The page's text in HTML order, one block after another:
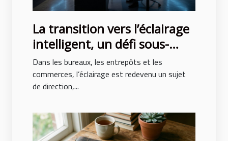
La transition vers l’éclairage
intelligent, un défi sous-
estimé des entreprises
modernes
Dans les bureaux, les entrepôts et les
commerces, l’éclairage est redevenu un sujet
de direction,...